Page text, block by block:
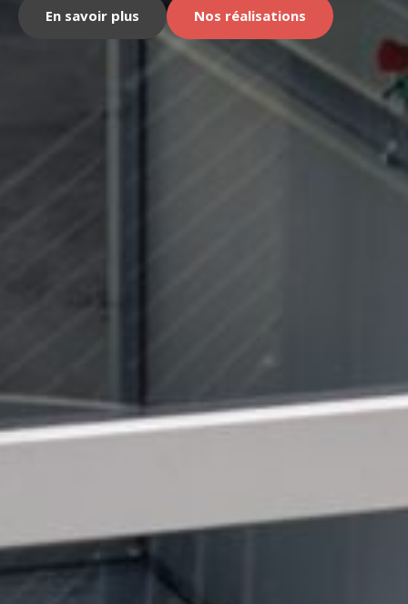
En savoir plus Nos réalisations